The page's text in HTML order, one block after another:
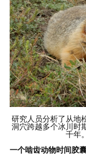
研究人员分析了从地
洞穴跨越多个冰川时
千年
一个啮齿动物时间胶